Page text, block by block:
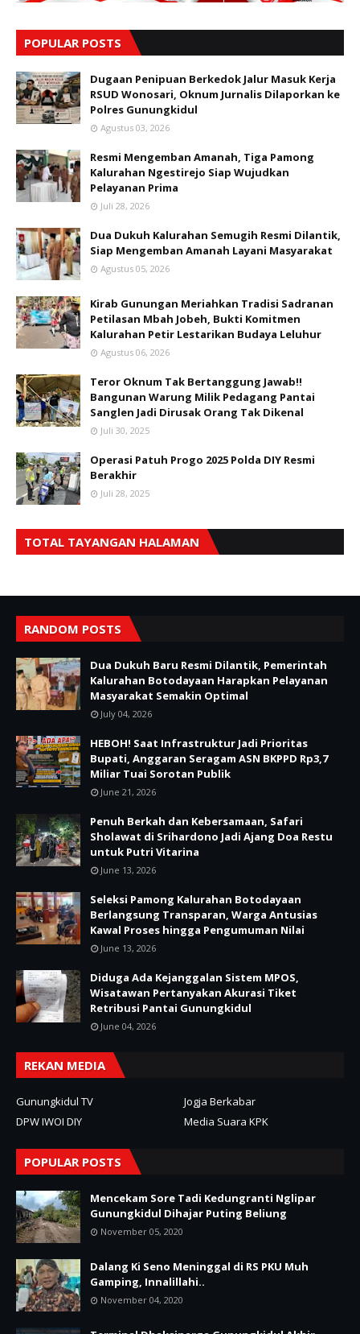
POPULAR POSTS
Dugaan Penipuan Berkedok Jalur Masuk Kerja
RSUD Wonosari, Oknum Jurnalis Dilaporkan ke
Polres Gunungkidul
Agustus 03, 2026
Resmi Mengemban Amanah, Tiga Pamong
Kalurahan Ngestirejo Siap Wujudkan
Pelayanan Prima
Juli 28, 2026
Dua Dukuh Kalurahan Semugih Resmi Dilantik,
Siap Mengemban Amanah Layani Masyarakat
Agustus 05, 2026
Kirab Gunungan Meriahkan Tradisi Sadranan
Petilasan Mbah Jobeh, Bukti Komitmen
Kalurahan Petir Lestarikan Budaya Leluhur
Agustus 06, 2026
Teror Oknum Tak Bertanggung Jawab!!
Bangunan Warung Milik Pedagang Pantai
Sanglen Jadi Dirusak Orang Tak Dikenal
Juli 30, 2025
Operasi Patuh Progo 2025 Polda DIY Resmi
Berakhir
Juli 28, 2025
TOTAL TAYANGAN HALAMAN
RANDOM POSTS
Dua Dukuh Baru Resmi Dilantik, Pemerintah
Kalurahan Botodayaan Harapkan Pelayanan
Masyarakat Semakin Optimal
July 04, 2026
HEBOH! Saat Infrastruktur Jadi Prioritas
Bupati, Anggaran Seragam ASN BKPPD Rp3,7
Miliar Tuai Sorotan Publik
June 21, 2026
Penuh Berkah dan Kebersamaan, Safari
Sholawat di Srihardono Jadi Ajang Doa Restu
untuk Putri Vitarina
June 13, 2026
Seleksi Pamong Kalurahan Botodayaan
Berlangsung Transparan, Warga Antusias
Kawal Proses hingga Pengumuman Nilai
June 13, 2026
Diduga Ada Kejanggalan Sistem MPOS,
Wisatawan Pertanyakan Akurasi Tiket
Retribusi Pantai Gunungkidul
June 04, 2026
REKAN MEDIA
Gunungkidul TV
Jogja Berkabar
DPW IWOI DIY
Media Suara KPK
POPULAR POSTS
Mencekam Sore Tadi Kedungranti Nglipar
Gunungkidul Dihajar Puting Beliung
November 05, 2020
Dalang Ki Seno Meninggal di RS PKU Muh
Gamping, Innalillahi..
November 04, 2020